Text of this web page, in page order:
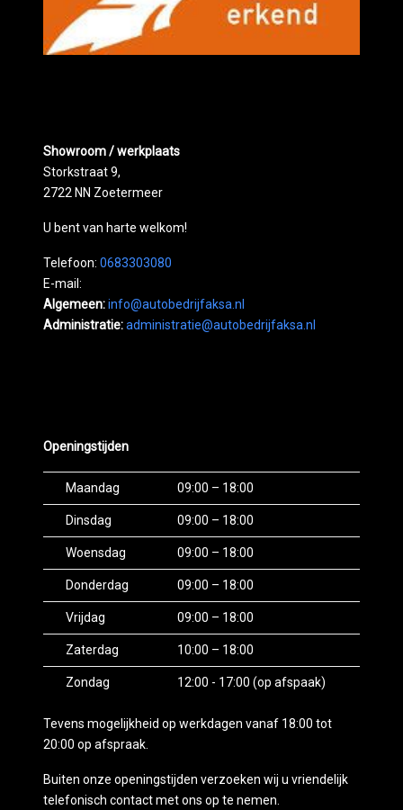
Showroom / werkplaats
Storkstraat 9,
2722 NN Zoetermeer
U bent van harte welkom!
Telefoon: 0683303080
E-mail:
Algemeen:info@autobedrijfaksa.nl
Administratie:administratie@autobedrijfaksa.nl
Openingstijden
Maandag 09:00 – 18:00
Dinsdag 09:00 – 18:00
Woensdag 09:00 – 18:00
Donderdag 09:00 – 18:00
Vrijdag 09:00 – 18:00
Zaterdag 10:00 – 18:00
Zondag 12:00 - 17:00 (op afspaak)
Tevens mogelijkheid op werkdagen vanaf 18:00 tot
20:00 op afspraak.
Buiten onze openingstijden verzoeken wij u vriendelijk
telefonisch contact met ons op te nemen.